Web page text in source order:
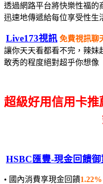
透過網路平台將快樂性福的
迅速地傳遞給每位享受性生
Live173視訊 免費視訊聊
讓你天天看都看不完，辣妹
敢秀的程度絕對超乎你想像
超級好用信用卡
HSBC匯豐-現金回饋
• 國內消費享現金回饋1.22%